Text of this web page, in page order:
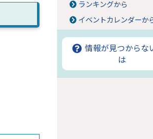
ランキングから
イベントカレンダーか
情報が見つからな
は